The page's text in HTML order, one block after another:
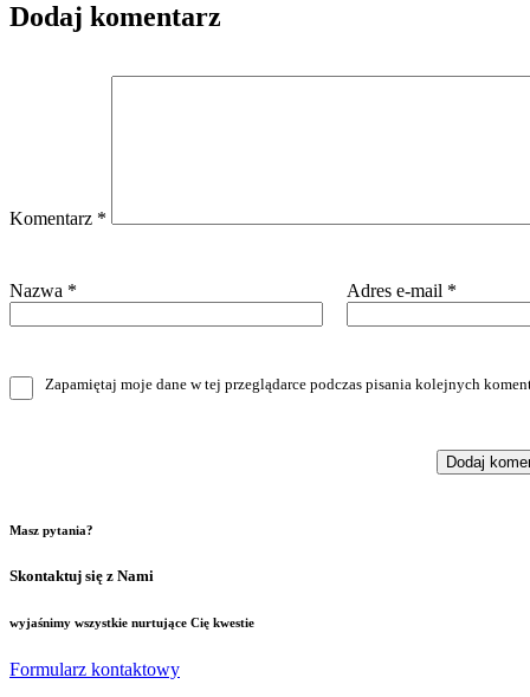
Dodaj komentarz
Komentarz *
Nazwa * Adres e-mail *
Zapamiętaj moje dane w tej przeglądarce podczas pisania kolejnych
Masz pytania?
Skontaktuj się z Nami
wyjaśnimy wszystkie nurtujące Cię kwestie
Formularz kontaktowy